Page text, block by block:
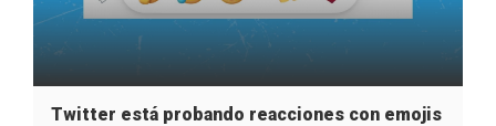
Twitter está probando reacciones con emojis